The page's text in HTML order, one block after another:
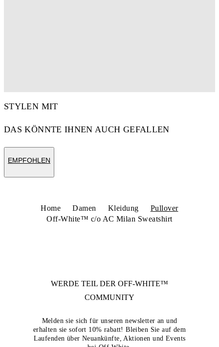
STYLEN MIT
DAS KÖNNTE IHNEN AUCH GEFALLEN
EMPFOHLEN
Home Damen Kleidung
Pullover
Off-White™ c/o AC Milan Sweatshirt
WERDE TEIL DER OFF-WHITE™
COMMUNITY
Melden sie sich für unseren newsletter an und
erhalten sie sofort 10% rabatt! Bleiben Sie auf dem
Laufenden über Neuankünfte, Aktionen und Events